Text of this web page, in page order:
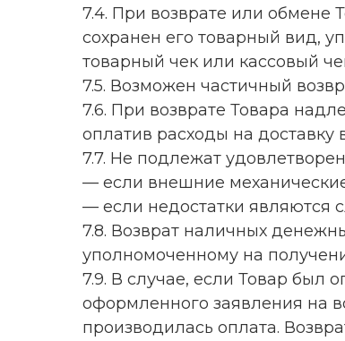
7.4. При возврате или обмене
сохранен его товарный вид,
товарный чек или кассовый
7.5. Возможен частичный
7.6. При возврате Товара
оплатив расходы на доставку
7.7. Не подлежат
— если внешние
— если недостатки являются
7.8. Возврат наличных
уполномоченному на
7.9. В случае, если Товар был
оформленного заявления на
производилась оплата.